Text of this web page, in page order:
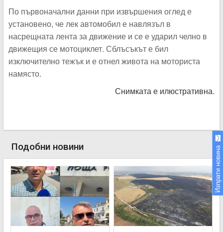
По първоначални данни при извършения оглед е
установено, че лек автомобил е навлязъл в
насрещната лента за движение и се е ударил челно в
движещия се мотоциклет. Сблъсъкът е бил
изключително тежък и е отнел живота на моториста
намясто.
Снимката е илюстративна.
Подобни новини Изпрати новина